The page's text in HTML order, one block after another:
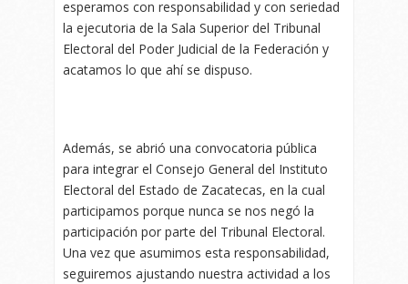
esperamos con responsabilidad y con seriedad
la ejecutoria de la Sala Superior del Tribunal
Electoral del Poder Judicial de la Federación y
acatamos lo que ahí se dispuso.
Además, se abrió una convocatoria pública
para integrar el Consejo General del Instituto
Electoral del Estado de Zacatecas, en la cual
participamos porque nunca se nos negó la
participación por parte del Tribunal Electoral.
Una vez que asumimos esta responsabilidad,
seguiremos ajustando nuestra actividad a los